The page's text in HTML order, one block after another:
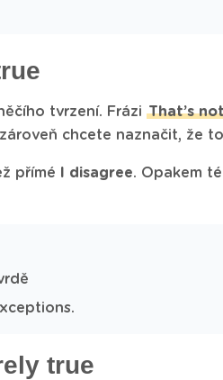
tvrzení. Frázi That’s
chcete naznačit, že
přímé I disagree. Opakem
true